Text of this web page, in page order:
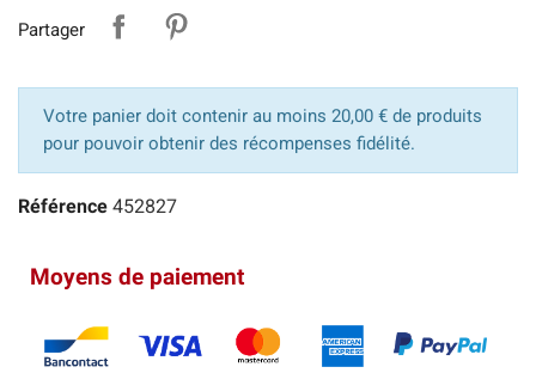
Partager
Votre panier doit contenir au moins 20,00 € de produits
pour pouvoir obtenir des récompenses fidélité.
Référence 452827
Moyens de paiement